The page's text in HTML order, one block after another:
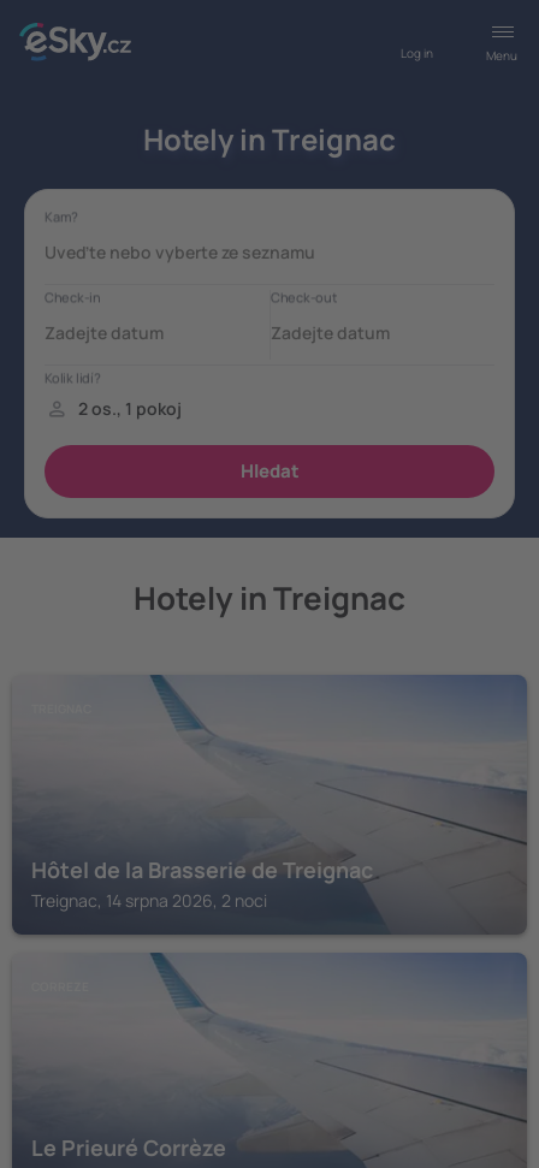
Menu
Log in
Hotely in Treignac
Hotely in Treignac
Hôtel de la Brasserie de Treignac
Treignac, 14 srpna 2026, 2 noci
Le Prieuré Corrèze